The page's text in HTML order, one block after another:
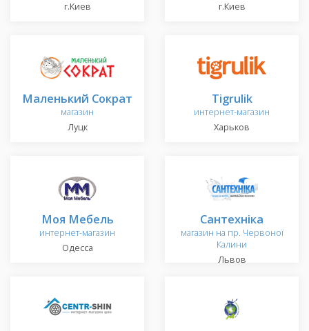
г.Киев
г.Киев
Маленький Сократ
магазин
Луцк
Tigrulik
интернет-магазин
Харьков
Моя Мебель
интернет-магазин
Одесса
Сантехніка
магазин на пр. Червоної
Калини
Львов